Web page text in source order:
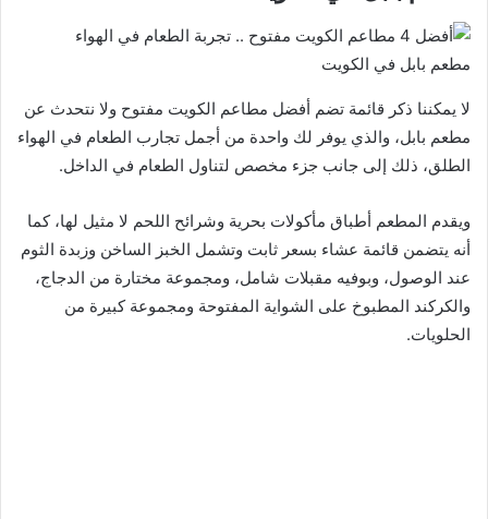
مطعم بابل في الكويت
لا يمكننا ذكر قائمة تضم أفضل مطاعم الكويت مفتوح ولا نتحدث عن
مطعم بابل، والذي يوفر لك واحدة من أجمل تجارب الطعام في الهواء
الطلق، ذلك إلى جانب جزء مخصص لتناول الطعام في الداخل.
ويقدم المطعم أطباق مأكولات بحرية وشرائح اللحم لا مثيل لها، كما
أنه يتضمن قائمة عشاء بسعر ثابت وتشمل الخبز الساخن وزبدة الثوم
عند الوصول، وبوفيه مقبلات شامل، ومجموعة مختارة من الدجاج،
والكركند المطبوخ على الشواية المفتوحة ومجموعة كبيرة من
الحلويات.